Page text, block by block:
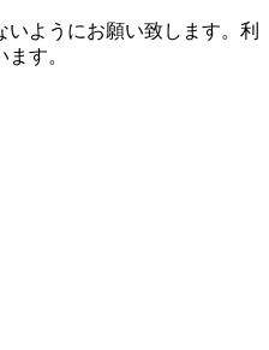
ようにお願い致します。利
す。